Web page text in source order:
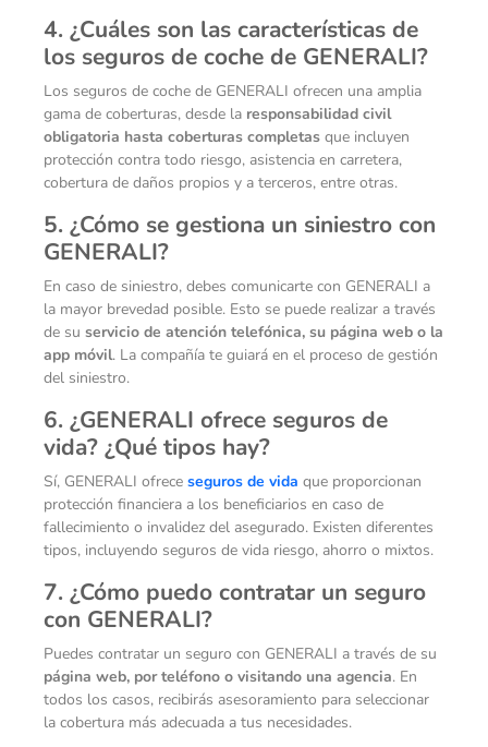
4. ¿Cuáles son las características de
los seguros de coche de GENERALI?
Los seguros de coche de GENERALI ofrecen una amplia
gama de coberturas, desde la responsabilidad civil
obligatoria hasta coberturas completas que incluyen
protección contra todo riesgo, asistencia en carretera,
cobertura de daños propios y a terceros, entre otras.
5. ¿Cómo se gestiona un siniestro con
GENERALI?
En caso de siniestro, debes comunicarte con GENERALI a
la mayor brevedad posible. Esto se puede realizar a través
de su servicio de atención telefónica, su página web o la
app móvil. La compañía te guiará en el proceso de gestión
del siniestro.
6. ¿GENERALI ofrece seguros de
vida? ¿Qué tipos hay?
Sí, GENERALI ofrece seguros de vida que proporcionan
protección financiera a los beneficiarios en caso de
fallecimiento o invalidez del asegurado. Existen diferentes
tipos, incluyendo seguros de vida riesgo, ahorro o mixtos.
7. ¿Cómo puedo contratar un seguro
con GENERALI?
Puedes contratar un seguro con GENERALI a través de su
página web, por teléfono o visitando una agencia. En
todos los casos, recibirás asesoramiento para seleccionar
la cobertura más adecuada a tus necesidades.